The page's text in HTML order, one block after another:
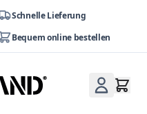
Schnelle Lieferung
Bequem online bestellen